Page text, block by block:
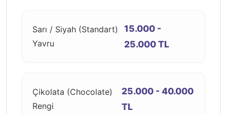
Sarı / Siyah (Standart)
Yavru
15.000 -
25.000 TL
Çikolata (Chocolate)
Rengi
25.000 - 40.000
TL